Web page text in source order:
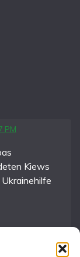
PM
Kiews